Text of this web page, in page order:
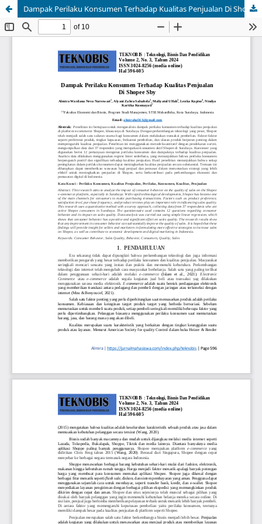
Dampak Perilaku Konsumen Terhadap Kualitas Penjualan Di Shopee Sby